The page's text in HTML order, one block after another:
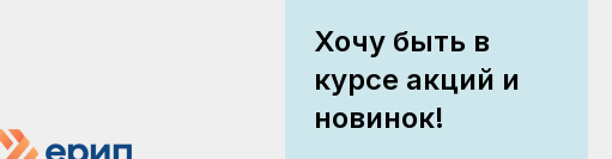
Хочу быть в
курсе акций и
новинок!